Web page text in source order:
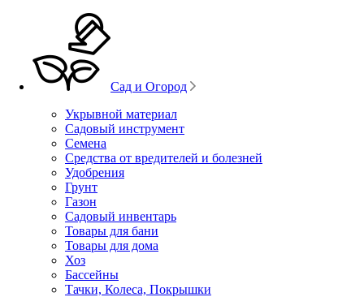
Сад и Огород
Укрывной материал
Садовый инструмент
Семена
Средства от вредителей и болезней
Удобрения
Грунт
Газон
Садовый инвентарь
Товары для бани
Товары для дома
Хоз
Бассейны
Тачки, Колеса, Покрышки